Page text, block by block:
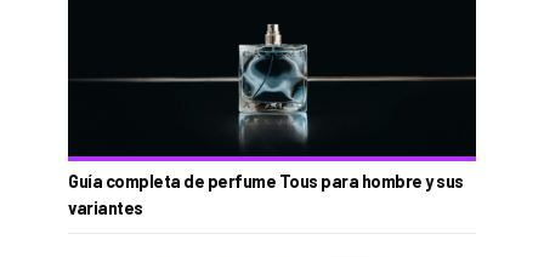
Guía completa de perfume Tous para hombre y sus
variantes